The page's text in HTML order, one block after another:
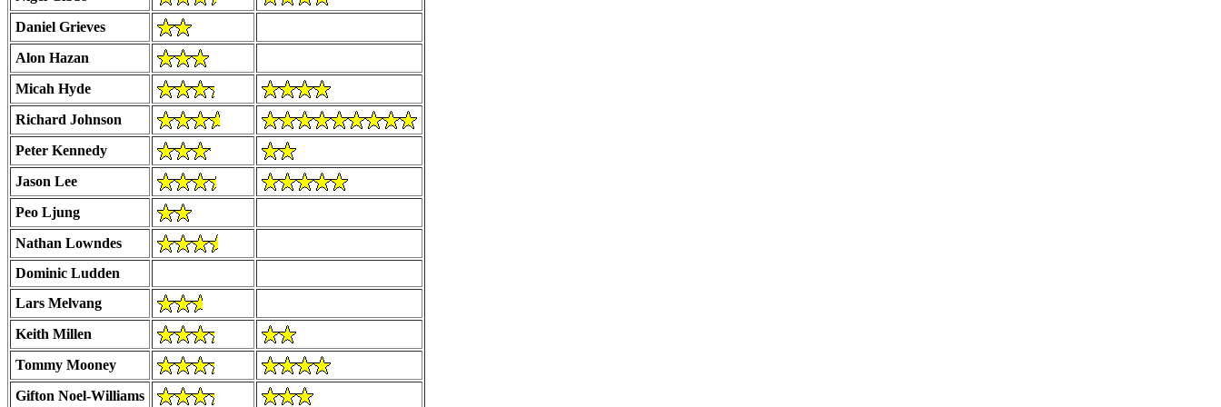
Daniel Grieves
Alon Hazan
Micah Hyde
Richard Johnson
Peter Kennedy
Jason Lee
Peo Ljung
Nathan Lowndes
Dominic Ludden
Lars Melvang
Keith Millen
Tommy Mooney
Gifton Noel-Williams